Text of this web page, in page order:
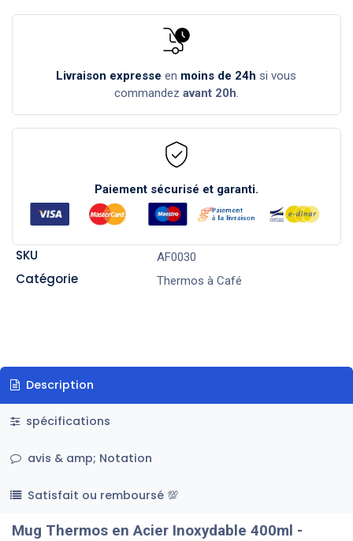
Livraison expresse en moins de 24h si vous
commandez avant 20h.
Paiement sécurisé et garanti.
SKU AF0030
Catégorie Thermos à Café
Description
spécifications
avis & amp; Notation
Satisfait ou remboursé 💯
Mug Thermos en Acier Inoxydable 400ml -